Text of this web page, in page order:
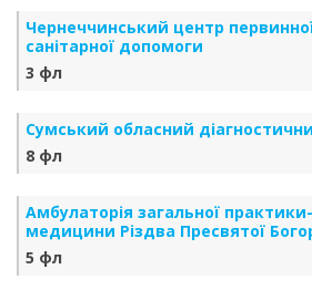
Чернеччинський центр
санітарної допомоги
3 фл
Сумський обласний
8 фл
Амбулаторія загальної
медицини Різдва Пресвятої
5 фл